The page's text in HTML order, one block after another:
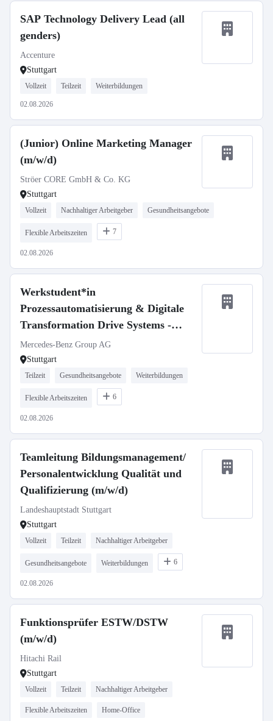
SAP Technology Delivery Lead (all
genders)
Accenture
Stuttgart
Vollzeit Teilzeit Weiterbildungen
02.08.2026
(Junior) Online Marketing Manager
(m/w/d)
Ströer CORE GmbH & Co. KG
Stuttgart
Vollzeit Nachhaltiger Arbeitgeber Gesundheitsangebote
Flexible Arbeitszeiten 7
02.08.2026
Werkstudent*in
Prozessautomatisierung & Digitale
Transformation Drive Systems -
Softwareprojekte VAN
Mercedes-Benz Group AG
Stuttgart
Teilzeit Gesundheitsangebote Weiterbildungen
Flexible Arbeitszeiten 6
02.08.2026
Teamleitung Bildungsmanagement/
Personalentwicklung Qualität und
Qualifizierung (m/w/d)
Landeshauptstadt Stuttgart
Stuttgart
Vollzeit Teilzeit Nachhaltiger Arbeitgeber
Gesundheitsangebote Weiterbildungen 6
02.08.2026
Funktionsprüfer ESTW/DSTW
(m/w/d)
Hitachi Rail
Stuttgart
Vollzeit Teilzeit Nachhaltiger Arbeitgeber
Flexible Arbeitszeiten Home-Office